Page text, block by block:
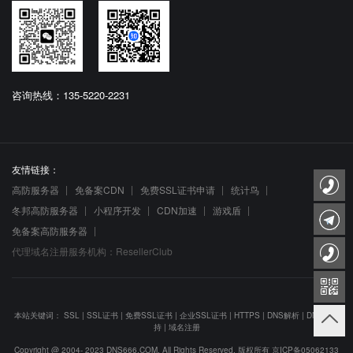
咨询热线：135-5220-2231
友情链接：
高防服务器
免备案CDN 免费SSL证书申请
统计鸟
冬邦高防服务器
小程序开发 CDN加速
游戏盾
免备案高防服务器
代理域名注册服务机构：ResellerClub
本站关键词： SSL | SSL证书 | 免费SSL证书 | 企业SSL证书 | HTTPS | DNS解析 | DNS防劫
持| 域名注册
Copyright @ 2004- 2023 DNS666.COM. All Rights Reserved. 版权所有 京ICP备05062133